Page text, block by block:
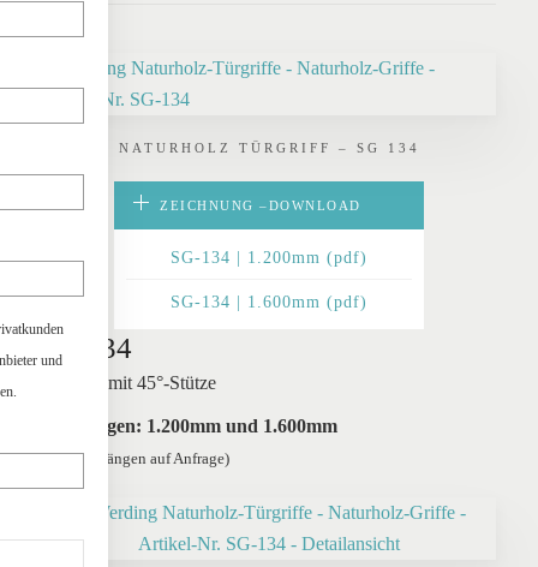
NATURHOLZ TÜRGRIFF – SG 134
ZEICHNUNG –DOWNLOAD
SG-134 | 1.200mm (pdf)
SG-134 | 1.600mm (pdf)
SG 134
optional mit 45°-Stütze
Grifflängen: 1.200mm und 1.600mm
(weitere Längen auf Anfrage)
und